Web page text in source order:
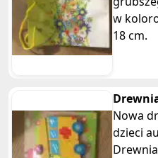
w
18 cm.
Nowa
dzieci